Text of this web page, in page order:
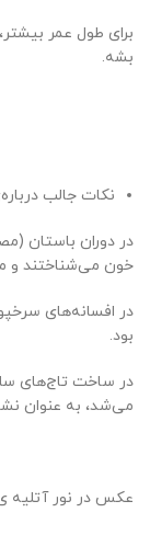
برای طول عمر
بشه.
نکات جالب
در دوران باستان
خون می‌شناختند و
در افسانه‌های
بود.
در ساخت تاج‌های
می‌شد، به عنوان
عکس در نور